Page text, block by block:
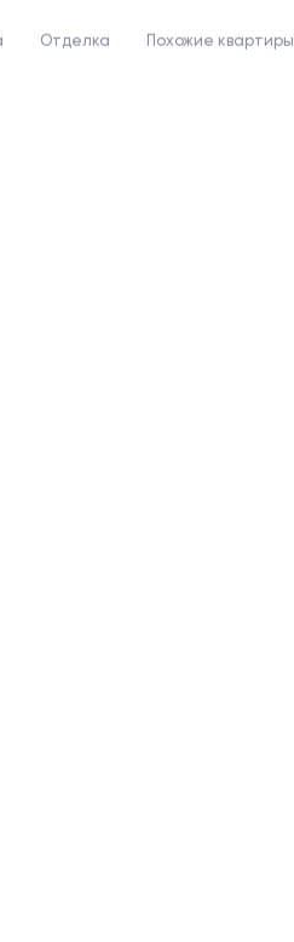
Отделка Похожие квартиры